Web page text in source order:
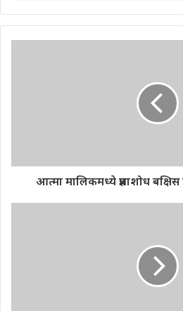
आत्मा मालिकमध्ये प्रज्ञाशोध